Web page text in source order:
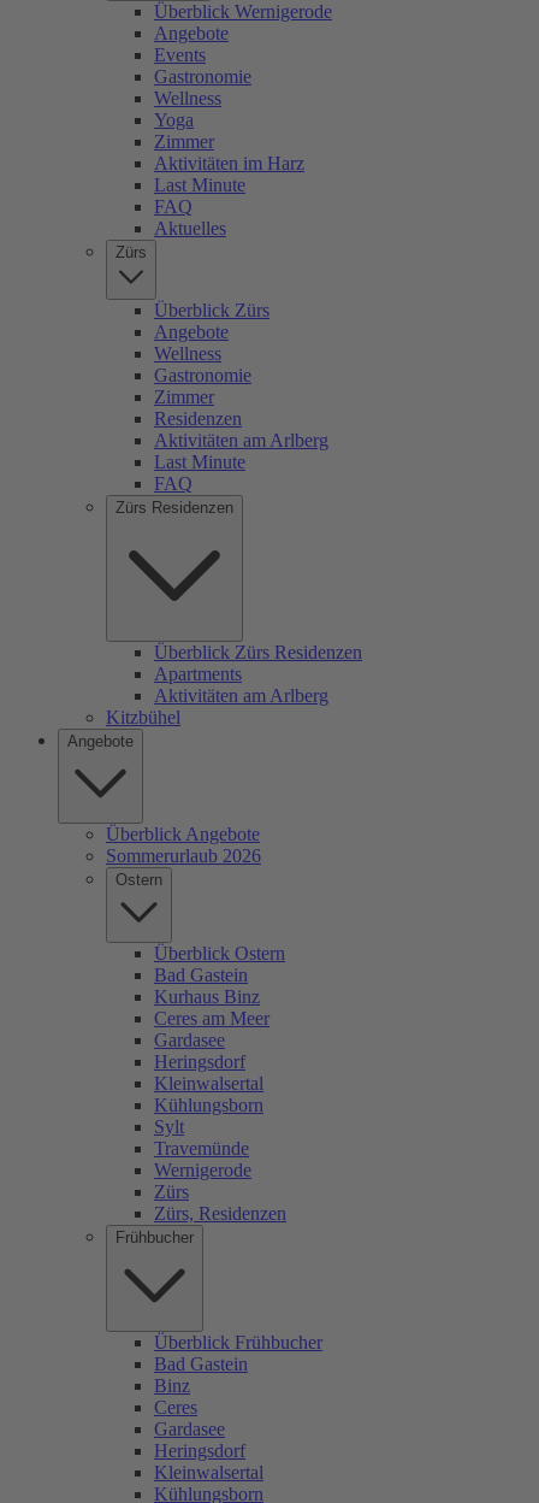
Überblick Wernigerode
Angebote
Events
Gastronomie
Wellness
Yoga
Zimmer
Aktivitäten im Harz
Last Minute
FAQ
Aktuelles
Zürs
Überblick Zürs
Angebote
Wellness
Gastronomie
Zimmer
Residenzen
Aktivitäten am Arlberg
Last Minute
FAQ
Zürs Residenzen
Überblick Zürs Residenzen
Apartments
Aktivitäten am Arlberg
Kitzbühel
Angebote
Überblick Angebote
Sommerurlaub 2026
Ostern
Überblick Ostern
Bad Gastein
Kurhaus Binz
Ceres am Meer
Gardasee
Heringsdorf
Kleinwalsertal
Kühlungsborn
Sylt
Travemünde
Wernigerode
Zürs
Zürs, Residenzen
Frühbucher
Überblick Frühbucher
Bad Gastein
Binz
Ceres
Gardasee
Heringsdorf
Kleinwalsertal
Kühlungsborn